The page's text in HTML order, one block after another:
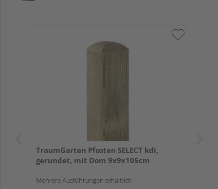
TraumGarten Pfosten SELECT kdi,
gerundet, mit Dom 9x9x105cm
Mehrere Ausführungen erhältlich